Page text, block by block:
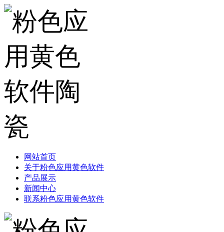
网站首页
关于粉色应用黄色软件
产品展示
新闻中心
联系粉色应用黄色软件